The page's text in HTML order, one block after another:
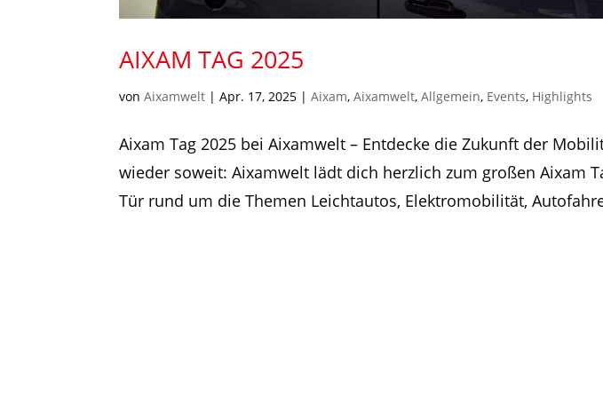
AIXAM TAG 2025
vonAixamwelt |Apr. 17, 2025 |Aixam,Aixamwelt,Allgemein, Events, Highlights
Aixam Tag 2025 bei Aixamwelt – Entdecke die Zukunft der
wieder soweit: Aixamwelt lädt dich herzlich zum großen Aixam
Tür rund um die Themen Leichtautos, Elektromobilität,